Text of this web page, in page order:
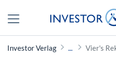
Investor Verlag Vier's